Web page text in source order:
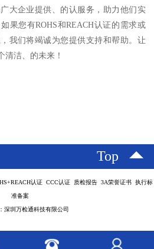
大企业提供、的认服务，助力他们实
果您有ROHS和REACH认证的需求或
我们将竭诚为您提供支持和帮助。让
清洁、的未来！
Top
认证 CCC认证 质检报告 3A荣誉证书 执行标
准备案
深圳万检通科技有限公司